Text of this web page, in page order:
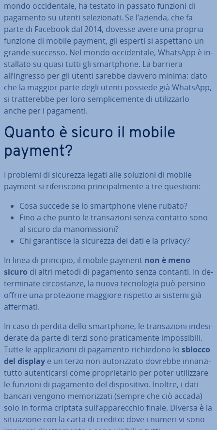
mondo oc­ci­den­ta­le, ha testato in passato funzioni di
pagamento su utenti se­le­zio­na­ti. Se l’azienda, che fa
parte di Facebook dal 2014, dovesse avere una propria
funzione di mobile payment, gli esperti si aspettano un
grande successo. Nel mondo oc­ci­den­ta­le, WhatsApp è in­
stal­la­to su quasi tutti gli smart­pho­ne. La barriera
all’ingresso per gli utenti sarebbe davvero minima: dato
che la maggior parte degli utenti possiede già WhatsApp,
si trat­te­reb­be per loro sem­pli­ce­men­te di uti­liz­zar­lo
anche per i pagamenti.
Quanto è sicuro il mobile
payment?
I problemi di sicurezza legati alle soluzioni di mobile
payment si ri­fe­ri­sco­no prin­ci­pal­men­te a tre questioni:
Cosa succede se lo smart­pho­ne viene rubato?
Fino a che punto le tran­sa­zio­ni senza contatto sono
al sicuro da ma­no­mis­sio­ni?
Chi ga­ran­ti­sce la sicurezza dei dati e la privacy?
In linea di principio, il mobile payment non è meno
sicuro di altri metodi di pagamento senza contanti. In de­
ter­mi­na­te cir­co­stan­ze, la nuova tec­no­lo­gia può persino
offrire una pro­te­zio­ne maggiore rispetto ai sistemi già
affermati.
In caso di perdita dello smart­pho­ne, le tran­sa­zio­ni in­de­si­
de­ra­te da parte di terzi sono pra­ti­ca­men­te im­pos­si­bi­li.
Tutte le ap­pli­ca­zio­ni di pagamento ri­chie­do­no lo sblocco
del display e un terzo non au­to­riz­za­to dovrebbe in­nan­zi­
tut­to au­ten­ti­car­si come pro­prie­ta­rio per poter uti­liz­za­re
le funzioni di pagamento del di­spo­si­ti­vo. Inoltre, i dati
bancari vengono me­mo­riz­za­ti (sempre che ciò accada)
solo in forma criptata sull’ap­pa­rec­chio finale. Diversa è la
si­tua­zio­ne con la carta di credito: dove i numeri vi sono